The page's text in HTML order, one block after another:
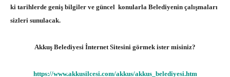
ki tarihlerde geniş bilgiler ve güncel konularla Belediyenin çalışmaları
sizleri sunulacak.
Akkuş Belediyesi İnternet Sitesini görmek ister misiniz?
https://www.akkusilcesi.com/akkus/akkus_belediyesi.htm